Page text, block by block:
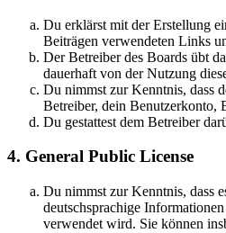
Du erklärst mit der Erstellung
Beiträgen verwendeten Links
Der Betreiber des Boards übt
dauerhaft von der Nutzung
Du nimmst zur Kenntnis, dass
Betreiber, dein Benutzerkonto,
Du gestattest dem Betreiber
4. General Public License
Du nimmst zur Kenntnis, dass
deutschsprachige
verwendet wird. Sie können